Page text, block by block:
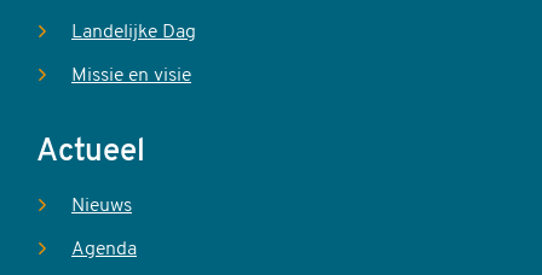
Landelijke Dag
Missie en visie
Actueel
Nieuws
Agenda